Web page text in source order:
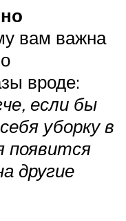
вам важна
вроде:
если бы
уборку в
появится
другие